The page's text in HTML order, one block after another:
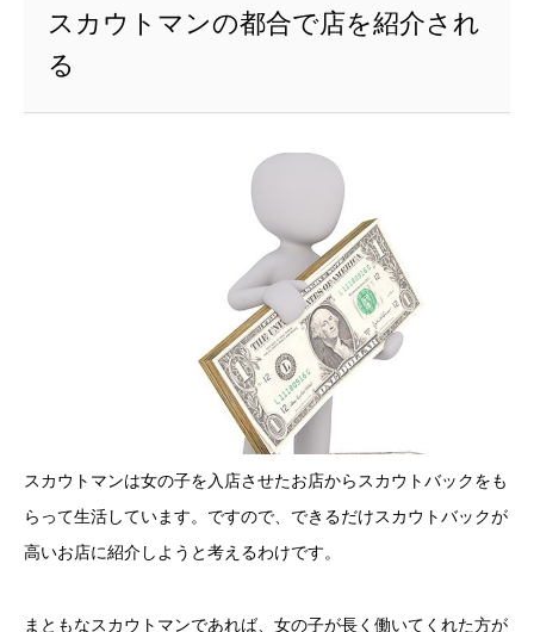
スカウトマンの都合で店を紹介され
る
スカウトマンは女の子を入店させたお店からスカウトバックをも
らって生活しています。ですので、できるだけスカウトバックが
高いお店に紹介しようと考えるわけです。
まともなスカウトマンであれば、女の子が長く働いてくれた方が